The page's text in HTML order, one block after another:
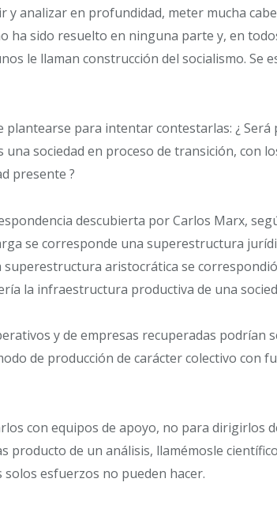
y analizar en profundidad, meter mucha
ha sido resuelto en ninguna parte y, en
le llaman construcción del socialismo. Se
plantearse para intentar contestarlas: ¿
una sociedad en proceso de transición, con
presente ?
descubierta por Carlos Marx,
se corresponde una superestructura
superestructura aristocrática se
la infraestructura productiva de una
y de empresas recuperadas podrían
de producción de carácter colectivo con
con equipos de apoyo, no para dirigirlos
producto de un análisis, llamémosle
esfuerzos no pueden hacer.